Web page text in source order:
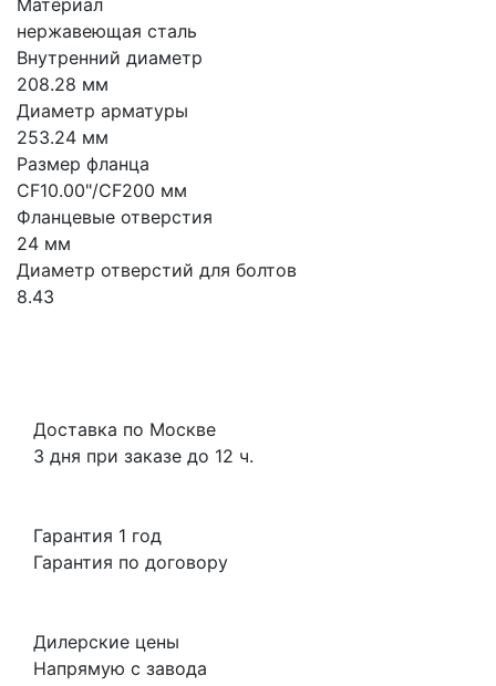
нержавеющая сталь
Внутренний диаметр
208.28 мм
Диаметр арматуры
253.24 мм
Размер фланца
CF10.00"/CF200 мм
Фланцевые отверстия
24 мм
Диаметр отверстий для болтов
8.43
Доставка по Москве
3 дня при заказе до 12 ч.
Гарантия 1 год
Гарантия по договору
Дилерские цены
Напрямую с завода